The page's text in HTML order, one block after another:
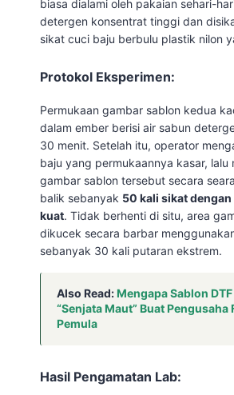
biasa dialami oleh pakaian sehari-
detergen konsentrat tinggi dan
sikat cuci baju berbulu plastik nilon
Protokol Eksperimen:
Permukaan gambar sablon kedua
dalam ember berisi air sabun
30 menit. Setelah itu, operator
baju yang permukaannya kasar, lalu
gambar sablon tersebut secara
balik sebanyak 50 kali sikat
kuat. Tidak berhenti di situ, area
dikucek secara barbar
sebanyak 30 kali putaran ekstrem.
Also Read:Mengapa Sablon
“Senjata Maut” Buat Pengusaha
Pemula
Hasil Pengamatan Lab: